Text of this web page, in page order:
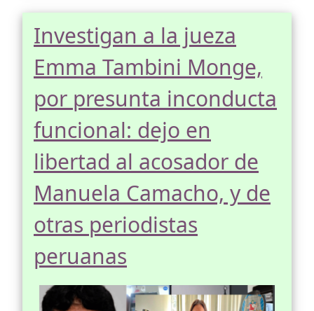
Investigan a la jueza
Emma Tambini Monge,
por presunta inconducta
funcional: dejo en
libertad al acosador de
Manuela Camacho, y de
otras periodistas
peruanas